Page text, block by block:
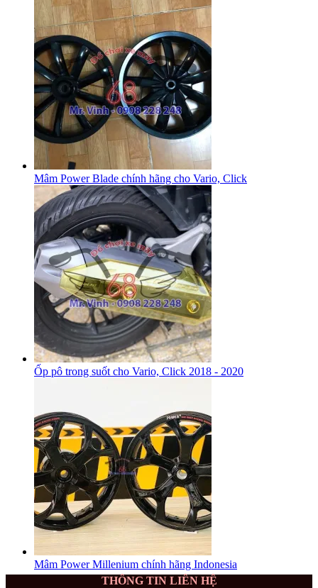
Mâm Power Blade chính hãng cho Vario, Click
Ốp pô trong suốt cho Vario, Click 2018 - 2020
Mâm Power Millenium chính hãng Indonesia
THÔNG TIN LIÊN HỆ